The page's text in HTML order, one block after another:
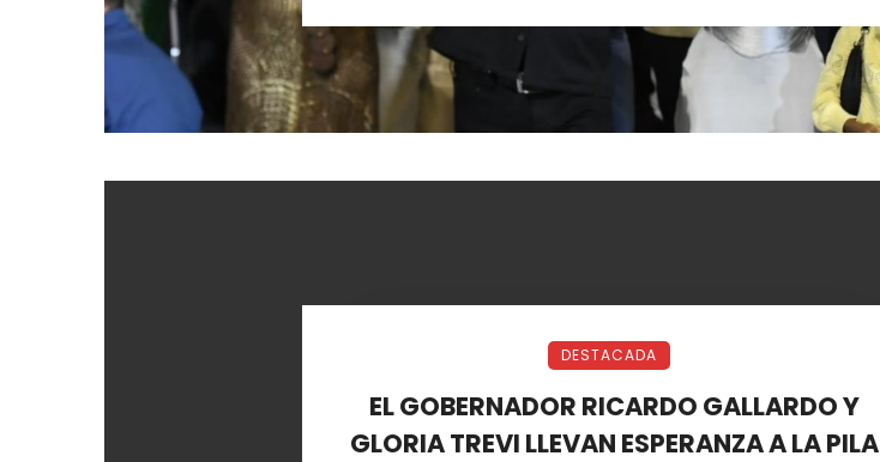
DESTACADA
EL GOBERNADOR RICARDO GALLARDO Y
GLORIA TREVI LLEVAN ESPERANZA A LA PILA